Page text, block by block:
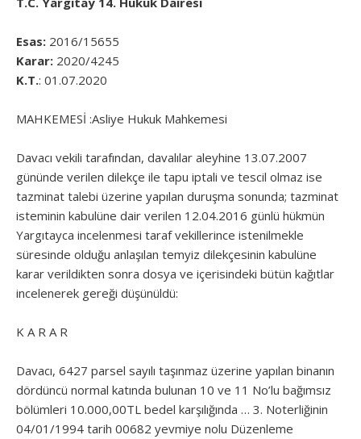
Esas: 2016/15655
Karar: 2020/4245
K.T.: 01.07.2020
MAHKEMESİ :Asliye Hukuk Mahkemesi
Davacı vekili tarafından, davalılar aleyhine 13.07.2007
gününde verilen dilekçe ile tapu iptali ve tescil olmaz ise
tazminat talebi üzerine yapılan duruşma sonunda; tazminat
isteminin kabulüne dair verilen 12.04.2016 günlü hükmün
Yargıtayca incelenmesi taraf vekillerince istenilmekle
süresinde olduğu anlaşılan temyiz dilekçesinin kabulüne
karar verildikten sonra dosya ve içerisindeki bütün kağıtlar
incelenerek gereği düşünüldü:
K A R A R
Davacı, 6427 parsel sayılı taşınmaz üzerine yapılan binanın
dördüncü normal katında bulunan 10 ve 11 No’lu bağımsız
bölümleri 10.000,00TL bedel karşılığında … 3. Noterliğinin
04/01/1994 tarih 00682 yevmiye nolu Düzenleme